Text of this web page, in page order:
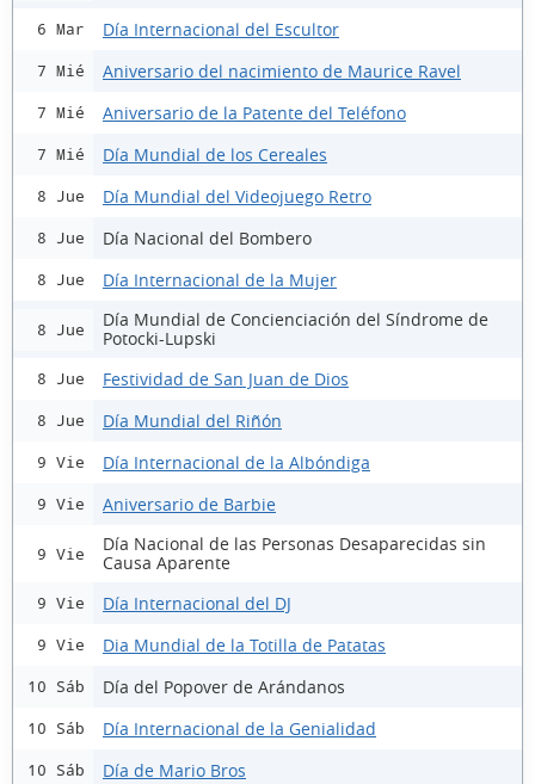
6 Mar Día Internacional del Escultor
7 Mié Aniversario del nacimiento de Maurice Ravel
7 Mié Aniversario de la Patente del Teléfono
7 Mié Día Mundial de los Cereales
8 Jue Día Mundial del Videojuego Retro
8 Jue Día Nacional del Bombero
8 Jue Día Internacional de la Mujer
8 Jue
Día Mundial de Concienciación del Síndrome de
Potocki-Lupski
8 Jue Festividad de San Juan de Dios
8 Jue Día Mundial del Riñón
9 Vie Día Internacional de la Albóndiga
9 Vie Aniversario de Barbie
9 Vie
Día Nacional de las Personas Desaparecidas sin
Causa Aparente
9 Vie Día Internacional del DJ
9 Vie Dia Mundial de la Totilla de Patatas
10 Sáb Día del Popover de Arándanos
10 Sáb Día Internacional de la Genialidad
10 Sáb Día de Mario Bros